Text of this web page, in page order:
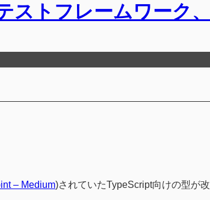
ストフレームワーク
– Medium)されていたTypeScript向けの型が